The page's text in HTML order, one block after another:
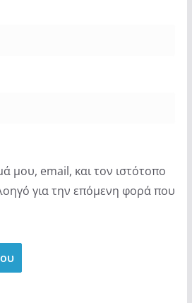
μου, email, και τον ιστότοπο
για την επόμενη φορά που